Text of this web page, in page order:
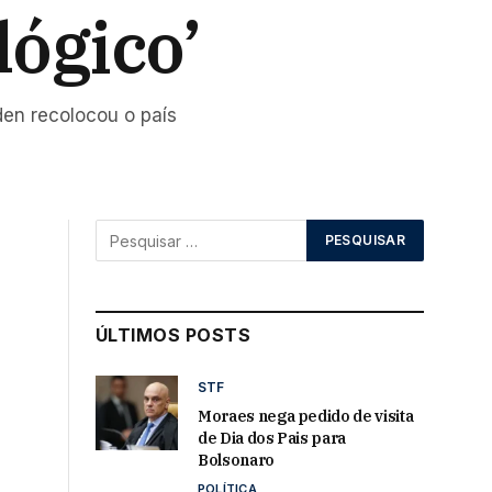
recolocou o país
ÚLTIMOS POSTS
STF
Moraes nega pedido de visita
de Dia dos Pais para
Bolsonaro
POLÍTICA